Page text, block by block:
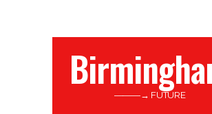
———→ FUTURE